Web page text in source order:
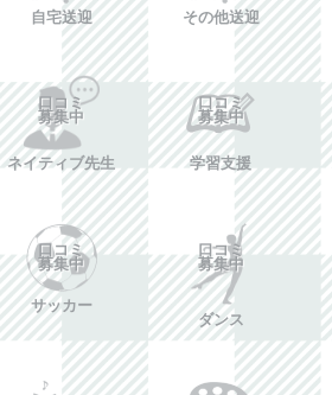
自宅送迎 その他送迎
口コミ
募集中
ネイティブ先生
口コミ
募集中
学習支援
口コミ
募集中
サッカー
口コミ
募集中
ダンス